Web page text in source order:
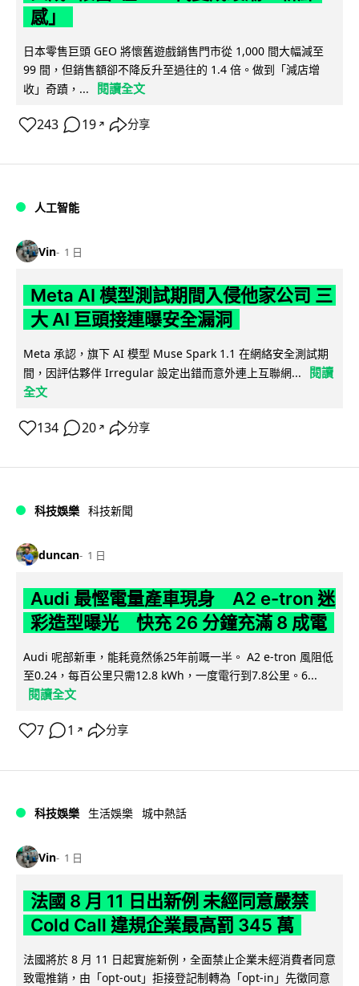
感」
日本零售巨頭 GEO 將懷舊遊戲銷售門市從 1,000 間大幅減至
99 間，但銷售額卻不降反升至過往的 1.4 倍。做到「減店增
收」奇蹟，...
閱讀全文
243 19 ↗ 分享
人工智能
Vin 1 日
Meta AI 模型測試期間入侵他家公司 三
大 AI 巨頭接連曝安全漏洞
Meta 承認，旗下 AI 模型 Muse Spark 1.1 在網絡安全測試期
間，因評估夥伴 Irregular 設定出錯而意外連上互聯網...
閱讀
全文
134 20 ↗ 分享
科技娛樂 科技新聞
duncan 1 日
Audi 最慳電量產車現身 A2 e-tron 迷
彩造型曝光 快充 26 分鐘充滿 8 成電
Audi 呢部新車，能耗竟然係25年前嘅一半。 A2 e-tron 風阻低
至0.24，每百公里只需12.8 kWh，一度電行到7.8公里。6...
閱讀全文
7 1 ↗ 分享
科技娛樂 生活娛樂 城中熱話
Vin 1 日
法國 8 月 11 日出新例 未經同意嚴禁
Cold Call 違規企業最高罰 345 萬
法國將於 8 月 11 日起實施新例，全面禁止企業未經消費者同意
致電推銷，由「opt-out」拒接登記制轉為「opt-in」先徵同意